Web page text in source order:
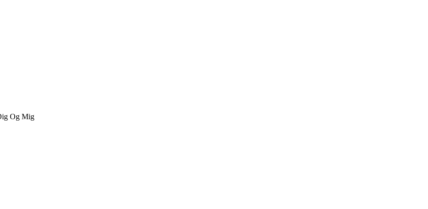
Og Mig